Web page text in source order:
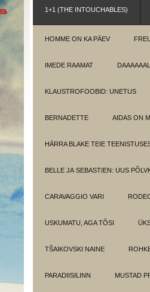
1+1 (THE INTOUCHABLES)
HOMME ON KA PÄEV
IMEDE RAAMAT
KLAUSTROFOOBID: UNETUS
BERNADETTE AIDAS ON
HÄRRA BLAKE TEIE
BELLE JA SEBASTIEN: UUS
CARAVAGGIO VARI
USKUMATU, AGA TÕSI
TŠAIKOVSKI NAINE
PARADIISILINN MUSTAD